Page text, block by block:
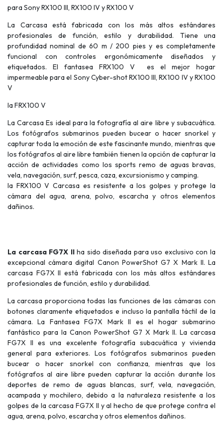
para Sony RX100 III, RX100 IV y RX100 V
La Carcasa está fabricada con los más altos estándares
profesionales de función, estilo y durabilidad. Tiene una
profundidad nominal de 60 m / 200 pies y es completamente
funcional con controles ergonómicamente diseñados y
etiquetados. El fantasea FRX100 V es el mejor hogar
impermeable para el Sony Cyber-shot RX100 III, RX100 IV y RX100
V
la FRX100 V
La Carcasa Es ideal para la fotografía al aire libre y subacuática.
Los fotógrafos submarinos pueden bucear o hacer snorkel y
capturar toda la emoción de este fascinante mundo, mientras que
los fotógrafos al aire libre también tienen la opción de capturar la
acción de actividades como los sports remo de aguas bravas,
vela, navegación, surf, pesca, caza, excursionismo y camping.
la FRX100 V Carcasa es resistente a los golpes y protege la
cámara del agua, arena, polvo, escarcha y otros elementos
dañinos.
La carcasa FG7X IIha sido diseñada para uso exclusivo con la
excepcional cámara digital Canon PowerShot G7 X Mark II. La
carcasa FG7X II está fabricada con los más altos estándares
profesionales de función, estilo y durabilidad.
La carcasa proporciona todas las funciones de las cámaras con
botones claramente etiquetados e incluso la pantalla táctil de la
cámara. La Fantasea FG7X Mark II es el hogar submarino
fantástico para la Canon PowerShot G7 X Mark II. La carcasa
FG7X II es una excelente fotografía subacuática y vivienda
general para exteriores. Los fotógrafos submarinos pueden
bucear o hacer snorkel con confianza, mientras que los
fotógrafos al aire libre pueden capturar la acción durante los
deportes de remo de aguas blancas, surf, vela, navegación,
acampada y mochilero, debido a la naturaleza resistente a los
golpes de la carcasa FG7X II y al hecho de que protege contra el
agua, arena, polvo, escarcha y otros elementos dañinos.